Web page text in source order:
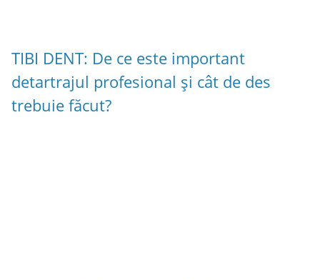
TIBI DENT: De ce este important
detartrajul profesional și cât de des
trebuie făcut?